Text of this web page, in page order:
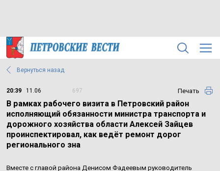
Вернуться назад
20:39 11.06 697 Печать
В рамках рабочего визита в Петровский район
исполняющий обязанности министра транспорта и
дорожного хозяйства области Алексей Зайцев
проинспектировал, как ведёт ремонт дорог
регионального зна
Вместе с главой района Денисом Фадеевым руководитель